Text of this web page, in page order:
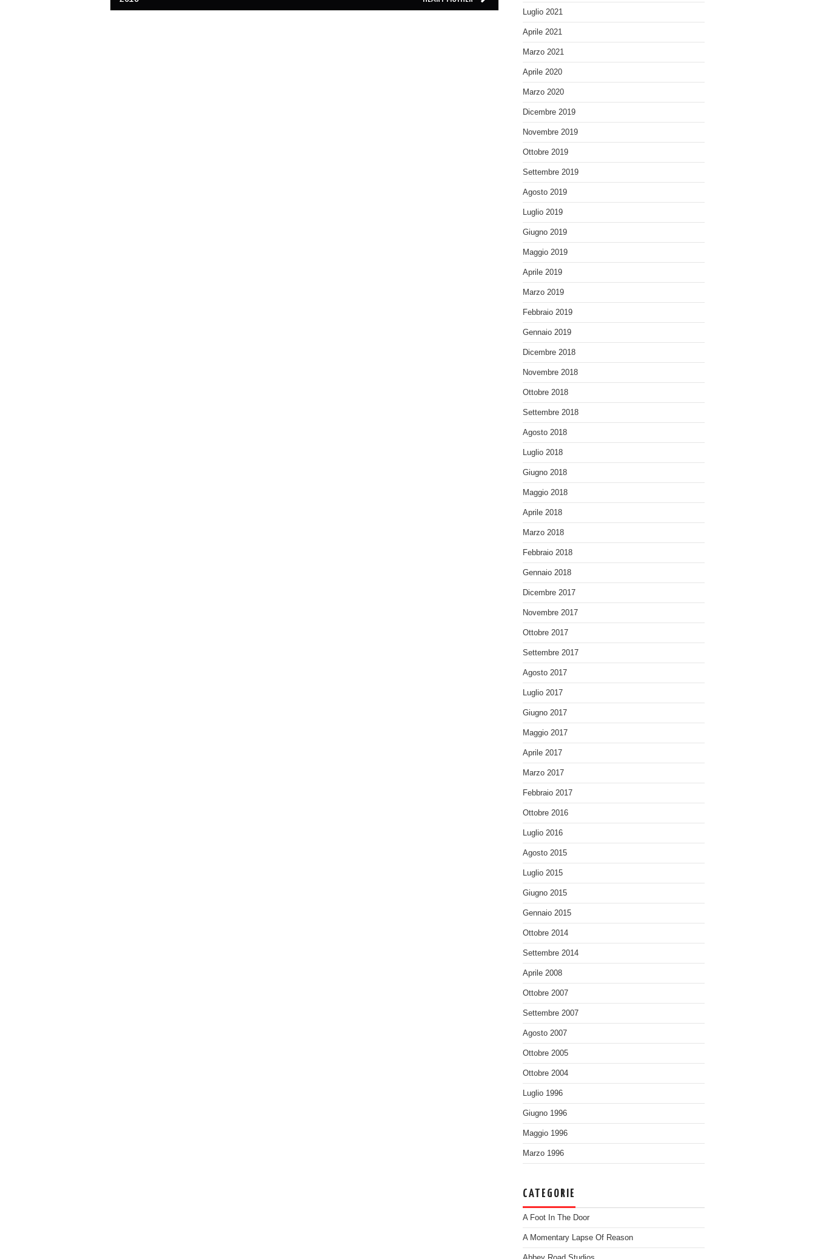
Luglio 2021
Aprile 2021
Marzo 2021
Aprile 2020
Marzo 2020
Dicembre 2019
Novembre 2019
Ottobre 2019
Settembre 2019
Agosto 2019
Luglio 2019
Giugno 2019
Maggio 2019
Aprile 2019
Marzo 2019
Febbraio 2019
Gennaio 2019
Dicembre 2018
Novembre 2018
Ottobre 2018
Settembre 2018
Agosto 2018
Luglio 2018
Giugno 2018
Maggio 2018
Aprile 2018
Marzo 2018
Febbraio 2018
Gennaio 2018
Dicembre 2017
Novembre 2017
Ottobre 2017
Settembre 2017
Agosto 2017
Luglio 2017
Giugno 2017
Maggio 2017
Aprile 2017
Marzo 2017
Febbraio 2017
Ottobre 2016
Luglio 2016
Agosto 2015
Luglio 2015
Giugno 2015
Gennaio 2015
Ottobre 2014
Settembre 2014
Aprile 2008
Ottobre 2007
Settembre 2007
Agosto 2007
Ottobre 2005
Ottobre 2004
Luglio 1996
Giugno 1996
Maggio 1996
Marzo 1996
CATEGORIE
A Foot In The Door
A Momentary Lapse Of Reason